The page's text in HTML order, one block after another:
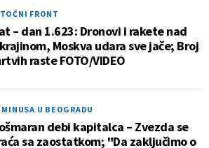
FRONT
– dan 1.623: Dronovi i rakete nad
Moskva udara sve jače; Broj
raste FOTO/VIDEO
U BEOGRADU
debi kapitalca – Zvezda se
sa zaostatkom; "Da zaključimo o